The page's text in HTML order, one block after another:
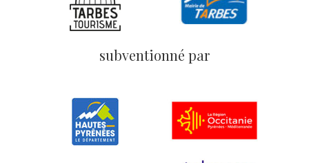
subventionné par